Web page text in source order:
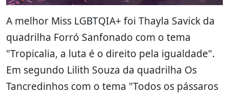
A melhor Miss LGBTQIA+ foi Thayla Savick da
quadrilha Forró Sanfonado com o tema
"Tropicalia, a luta é o direito pela igualdade".
Em segundo Lilith Souza da quadrilha Os
Tancredinhos com o tema "Todos os pássaros